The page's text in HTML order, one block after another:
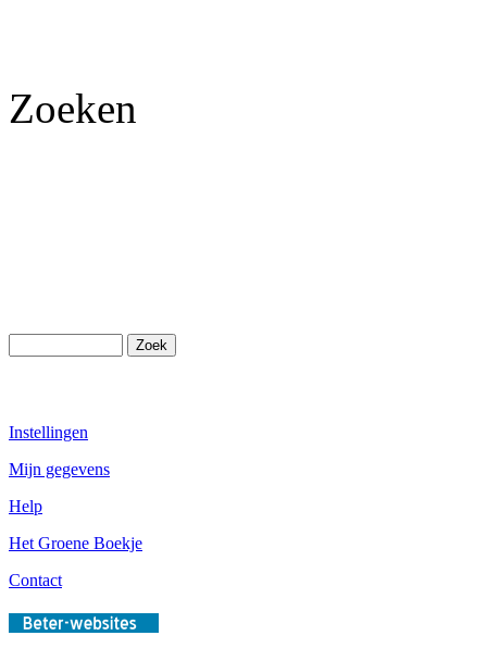
Zoeken
Instellingen
Mijn gegevens
Help
Het Groene Boekje
Contact